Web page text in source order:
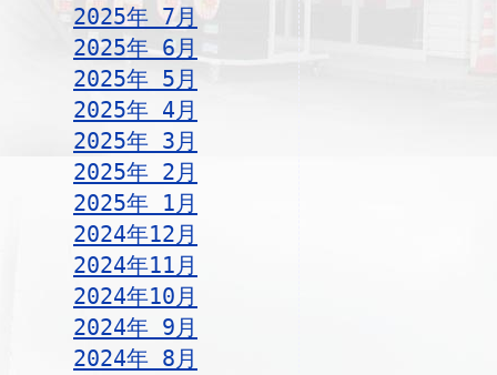
2025年 7月
2025年 6月
2025年 5月
2025年 4月
2025年 3月
2025年 2月
2025年 1月
2024年12月
2024年11月
2024年10月
2024年 9月
2024年 8月